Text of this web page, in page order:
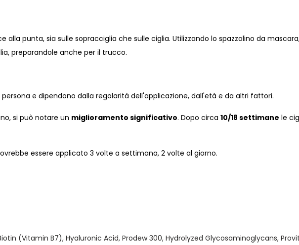
alla punta, sia sulle sopracciglia che sulle ciglia. Utilizzando lo spazzolino da
preparandole anche per il trucco.
e dipendono dalla regolarità dell'applicazione, dall'età e da altri fattori.
si può notare un miglioramento significativo. Dopo circa 10/18 settimane le
essere applicato 3 volte a settimana, 2 volte al giorno.
(Vitamin B7), Hyaluronic Acid, Prodew 300, Hydrolyzed Glycosaminoglycans,